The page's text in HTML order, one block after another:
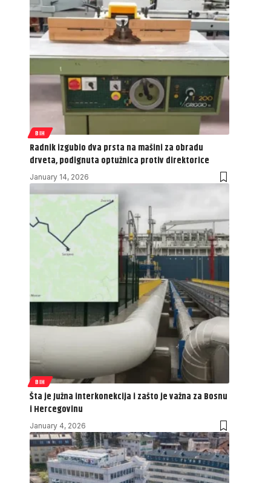
BIH
Radnik izgubio dva prsta na mašini za obradu
drveta, podignuta optužnica protiv direktorice
January 14, 2026
BIH
Šta je Južna interkonekcija i zašto je važna za Bosnu
i Hercegovinu
January 4, 2026